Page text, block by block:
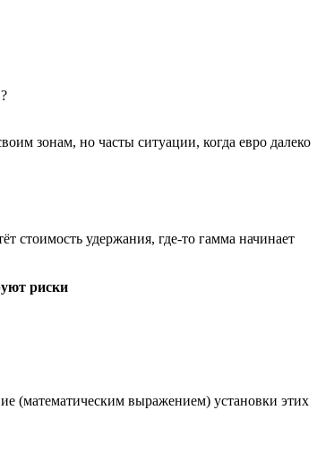
зонам, но часты ситуации, когда евро далеко
стоимость удержания, где-то гамма начинает
риски
(математическим выражением) установки этих